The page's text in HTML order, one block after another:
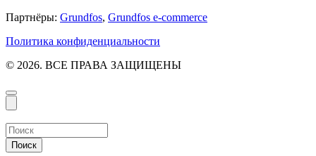
Партнёры: Grundfos, Grundfos e-commerce
Политика конфиденциальности
© 2026. ВСЕ ПРАВА ЗАЩИЩЕНЫ
Поиск